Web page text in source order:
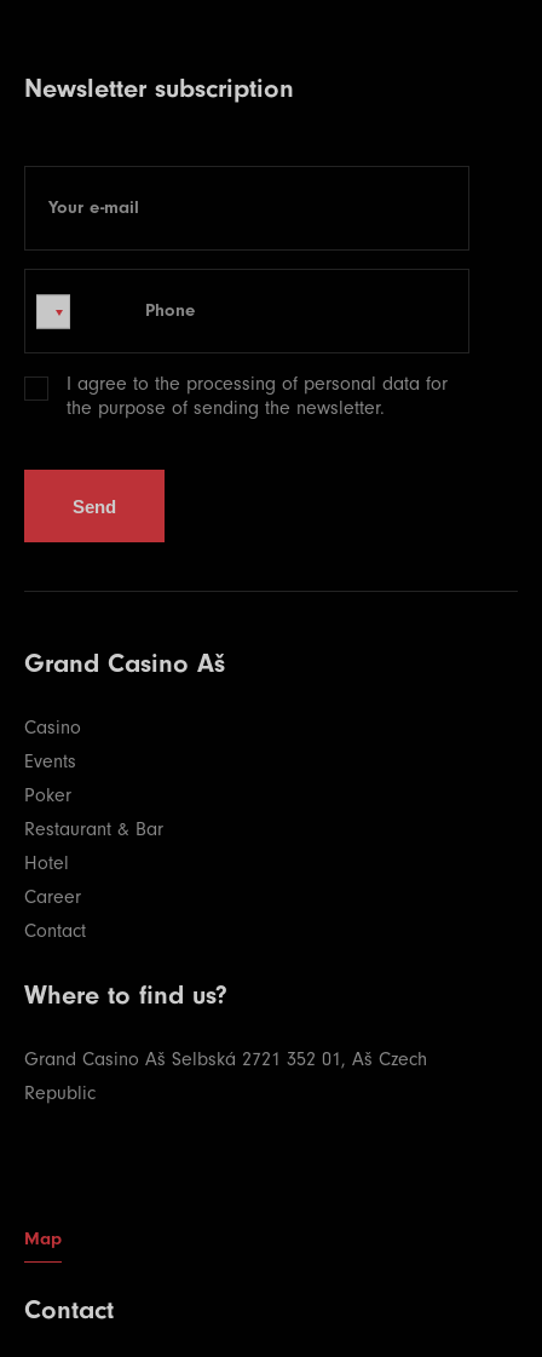
Newsletter subscription
Your e-mail
Phone
I agree to the processing of personal data for
the purpose of sending the newsletter.
Send
Grand Casino Aš
Casino
Events
Poker
Restaurant & Bar
Hotel
Career
Contact
Where to find us?
Grand Casino Aš Selbská 2721 352 01, Aš Czech
Republic
Map
Contact